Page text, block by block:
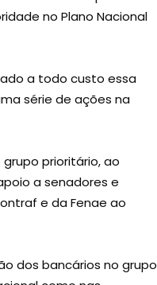
no Plano Nacional
a todo custo essa
série de ações na
prioritário, ao
a senadores e
e da Fenae ao
dos bancários no grupo